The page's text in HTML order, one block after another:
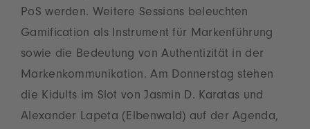
PoS werden. Weitere Sessions beleuchten
Gamification als Instrument für Markenführung
sowie die Bedeutung von Authentizität in der
Markenkommunikation. Am Donnerstag stehen
die Kidults im Slot von Jasmin D. Karatas und
Alexander Lapeta (Elbenwald) auf der Agenda,